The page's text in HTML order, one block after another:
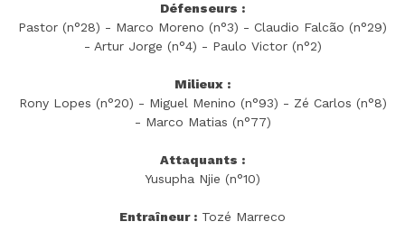
Défenseurs :
Pastor (n°28) - Marco Moreno (n°3) - Claudio Falcão (n°29)
- Artur Jorge (n°4) - Paulo Victor (n°2)
Milieux :
Rony Lopes (n°20) - Miguel Menino (n°93) - Zé Carlos (n°8)
- Marco Matias (n°77)
Attaquants :
Yusupha Njie (n°10)
Entraîneur : Tozé Marreco